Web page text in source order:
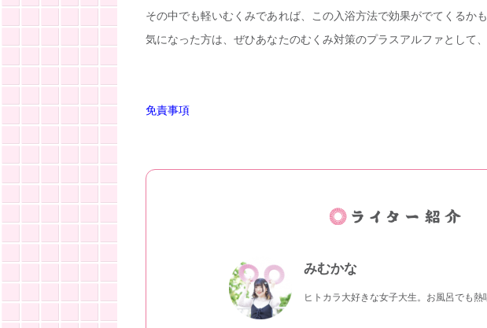
その中でも軽いむくみであれば、この入浴方法で効果がでてくるかも
気になった方は、ぜひあなたのむくみ対策のプラスアルファとして
免責事項
みむかな
ヒトカラ大好きな女子大生。お風呂でも熱